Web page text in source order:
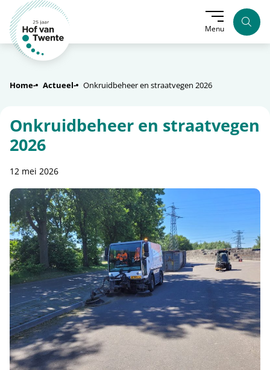
Menu
Home Actueel Onkruidbeheer en straatvegen 2026
Onkruidbeheer en straatvegen
2026
12 mei 2026